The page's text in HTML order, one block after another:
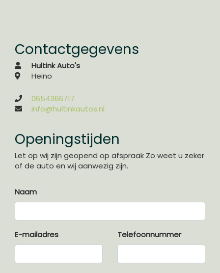
Interieur
Electronic climate control
Lederen versnellingspook
Contactgegevens
Hultink Auto's
Heino
0654366717
info@hultinkautos.nl
Openingstijden
Let op wij zijn geopend op afspraak Zo weet u zeker
of de auto en wij aanwezig zijn.
Naam
E-mailadres Telefoonnummer